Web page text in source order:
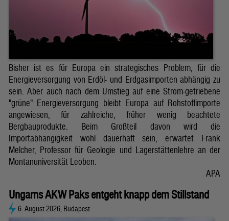
Bisher ist es für Europa ein strategisches Problem, für die
Energieversorgung von Erdöl- und Erdgasimporten abhängig zu
sein. Aber auch nach dem Umstieg auf eine Strom-getriebene
"grüne" Energieversorgung bleibt Europa auf Rohstoffimporte
angewiesen, für zahlreiche, früher wenig beachtete
Bergbauprodukte. Beim Großteil davon wird die
Importabhängigkeit wohl dauerhaft sein, erwartet Frank
Melcher, Professor für Geologie und Lagerstättenlehre an der
Montanuniversität Leoben.
APA
Ungarns AKW Paks entgeht knapp dem Stillstand
6. August 2026, Budapest